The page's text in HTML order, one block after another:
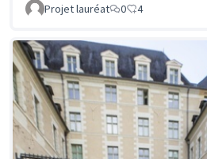
Projet lauréat 0 4